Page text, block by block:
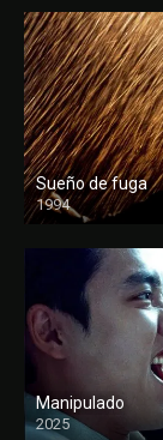
Sueño de fuga
1994
FULL HD
Manipulado
2025